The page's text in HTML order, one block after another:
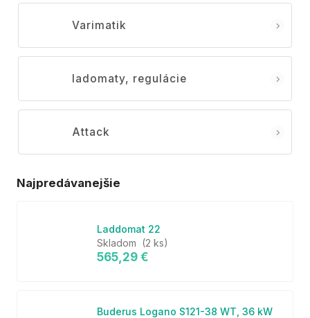
Varimatik
ladomaty, regulácie
Attack
Najpredávanejšie
Laddomat 22
Skladom (2 ks)
565,29 €
Buderus Logano S121-38 WT, 36 kW